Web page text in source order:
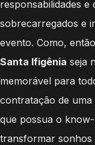
responsabilidades e
sobrecarregados e
evento. Como,
Santa Ifigênia seja
memorável para
contratação de uma
que possua o
transformar sonhos